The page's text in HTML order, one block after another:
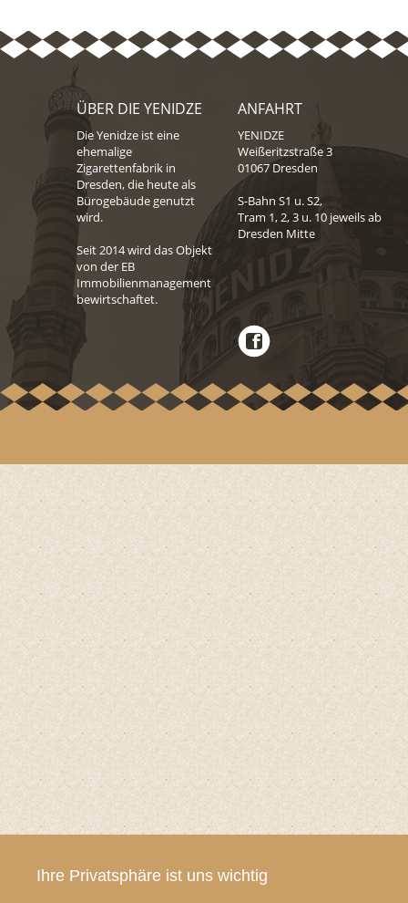
ÜBER DIE YENIDZE
Die Yenidze ist eine
ehemalige
Zigarettenfabrik in
Dresden, die heute als
Bürogebäude genutzt
wird.
Seit 2014 wird das Objekt
von der EB
Immobilienmanagement
bewirtschaftet.
ANFAHRT
YENIDZE
Weißeritzstraße 3
01067 Dresden
S-Bahn S1 u. S2,
Tram 1, 2, 3 u. 10 jeweils ab
Dresden Mitte
Ihre Privatsphäre ist uns wichtig